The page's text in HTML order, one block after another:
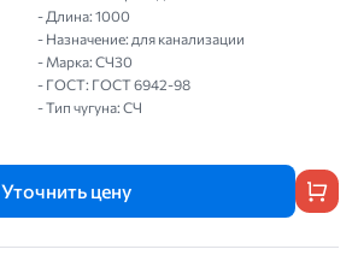
- Длина: 1000
- Назначение: для канализации
- Марка: СЧ30
- ГОСТ: ГОСТ 6942-98
- Тип чугуна: СЧ
Уточнить цену